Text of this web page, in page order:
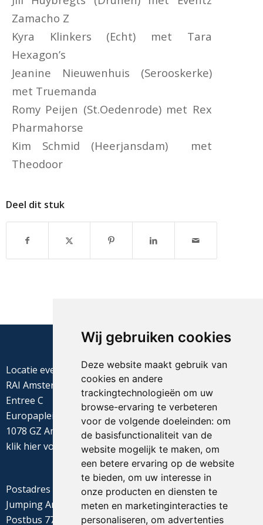
Wij gebruiken cookies
Deze website maakt gebruik van
cookies en andere
trackingtechnologieën om uw
browse-ervaring te verbeteren
voor de volgende doeleinden: om
de basisfunctionaliteit van de
website mogelijk te maken, om
een betere ervaring op de website
te bieden, om uw interesse in
onze producten en diensten te
meten en marketinginteracties te
personaliseren, om advertenties
Zamacho Z
Kyra Klinkers (Echt) met Tara
Hexagon’s
Jeanine Nieuwenhuis (Serooskerke)
met Truemanda
Romy Peijen (St.Oedenrode) met Rex
Pharmahorse
Kim Schmid (Heerjansdam) met
Theodoor
Deel dit stuk
Locatie evenement
RAI Amsterdam
Entree C
Europaplein 22
1078 GZ Amsterdam
klik hiervoor de routebeschrijving
Postadres
Jumping Amsterdam
Postbus 77655